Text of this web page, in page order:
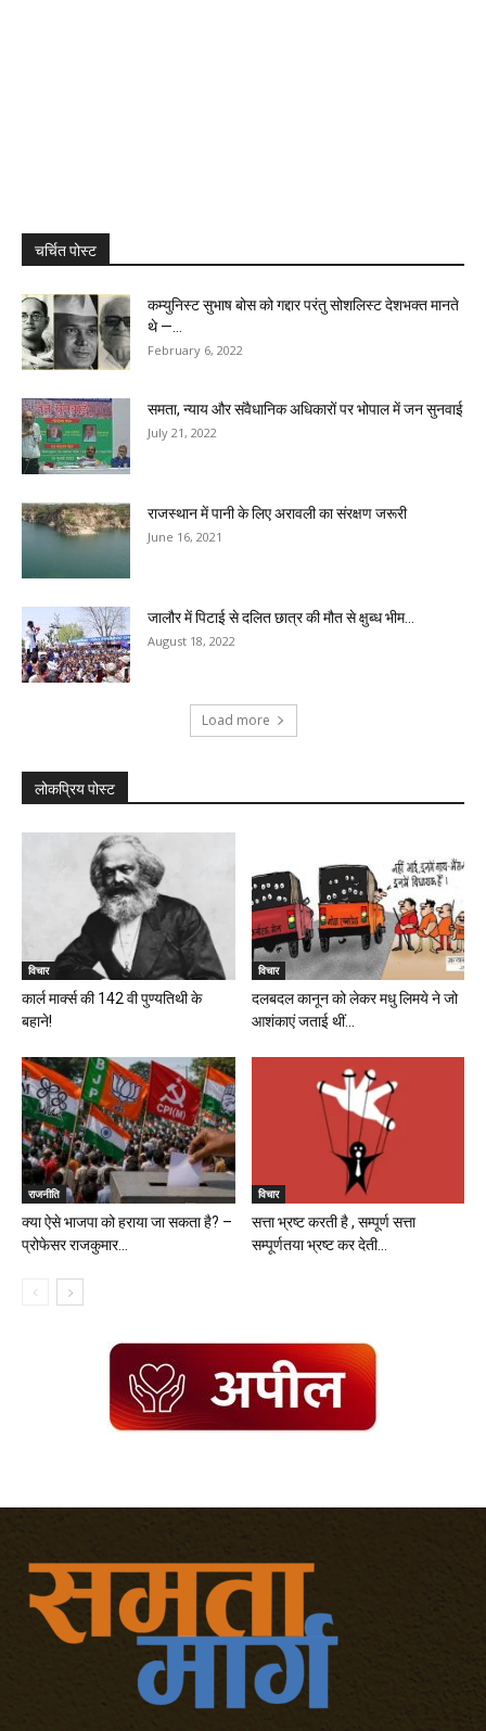
चर्चित पोस्ट
कम्‍युनिस्‍ट सुभाष बोस को गद्दार परंतु सोशलिस्ट देशभक्त मानते
थे —...
February 6, 2022
समता, न्याय और संवैधानिक अधिकारों पर भोपाल में जन सुनवाई
July 21, 2022
राजस्थान में पानी के लिए अरावली का संरक्षण जरूरी
June 16, 2021
जालौर में पिटाई से दलित छात्र की मौत से क्षुब्ध भीम...
August 18, 2022
Load more
लोकप्रिय पोस्ट
विचार
कार्ल मार्क्स की 142 वी पुण्यतिथी के
बहाने!
विचार
दलबदल कानून को लेकर मधु लिमये ने जो
आशंकाएं जताई थीं...
राजनीति
क्या ‌‌ऐसे भाजपा को हराया जा सकता है? –
प्रोफेसर राजकुमार...
विचार
सत्ता भ्रष्ट करती है , सम्पूर्ण सत्ता
सम्पूर्णतया भ्रष्ट कर देती...